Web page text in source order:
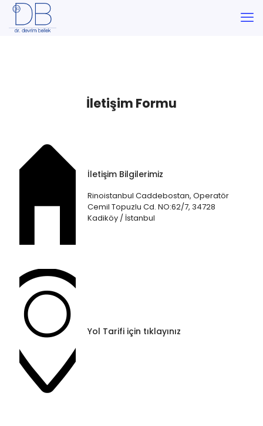
İletişim Formu
İletişim Bilgilerimiz
Rinoistanbul Caddebostan, Operatör
Cemil Topuzlu Cd. NO:62/7, 34728
Kadiköy / İstanbul
Yol Tarifi için tıklayınız